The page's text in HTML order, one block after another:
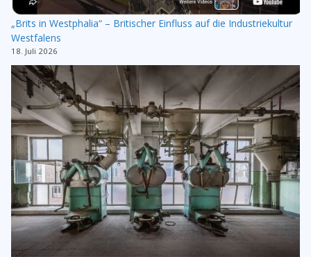
„Brits in Westphalia“ – Britischer Einfluss auf die Industriekultur
Westfalens
18. Juli 2026